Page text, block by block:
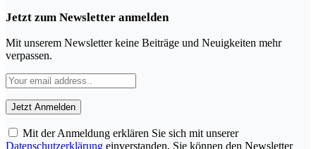
Jetzt zum Newsletter anmelden
Mit unserem Newsletter keine Beiträge und Neuigkeiten mehr
verpassen.
Mit der Anmeldung erklären Sie sich mit unserer
Datenschutzerklärung einverstanden. Sie können den Newsletter